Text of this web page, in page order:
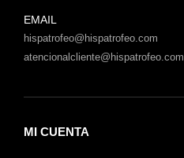
EMAIL
hispatrofeo@hispatrofeo.com
atencionalcliente@hispatrofeo.com
MI CUENTA